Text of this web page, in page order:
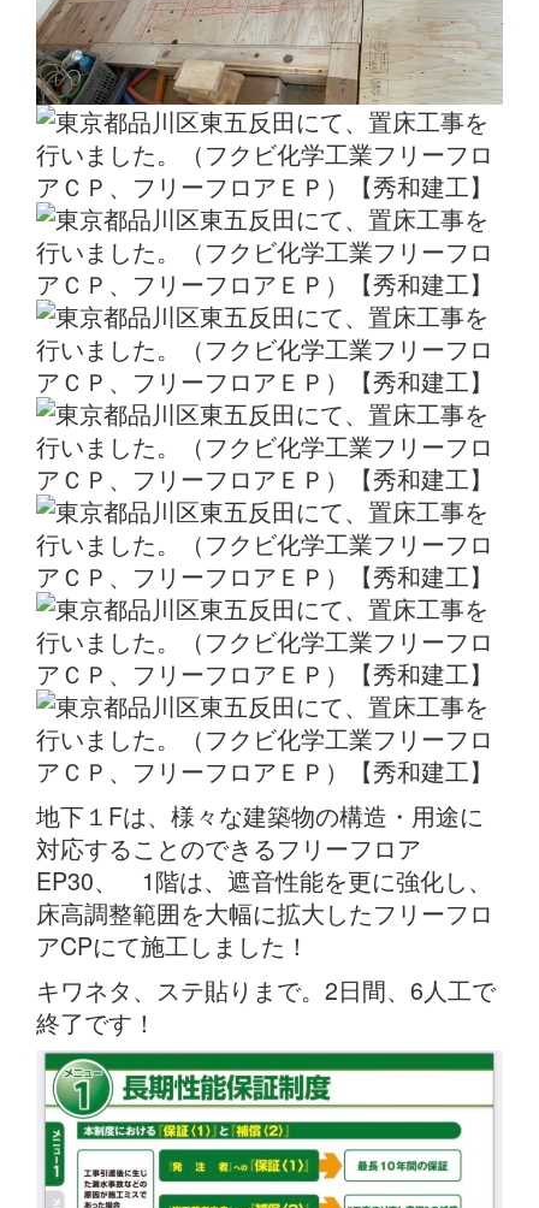
地下１Fは、様々な建築物の構造・用途に
対応することのできるフリーフロア
EP30、 1階は、遮音性能を更に強化し、
床高調整範囲を大幅に拡大したフリーフロ
アCPにて施工しました！
キワネタ、ステ貼りまで。2日間、6人工で
終了です！